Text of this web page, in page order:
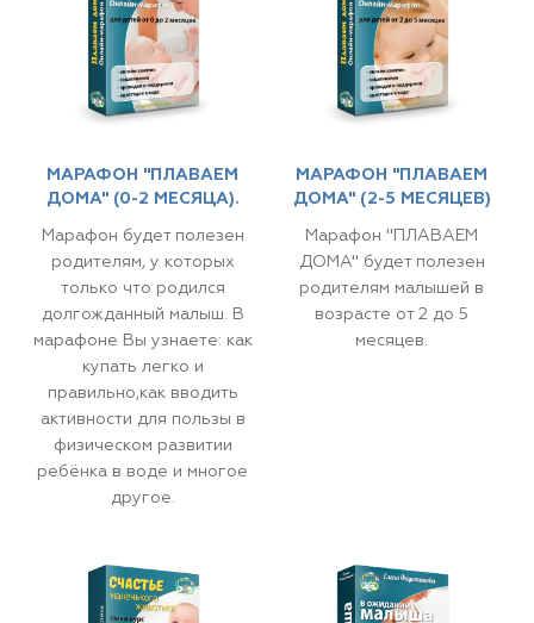
МАРАФОН "ПЛАВАЕМ
ДОМА" (0-2 МЕСЯЦА).
Марафон будет полезен
родителям, у которых
только что родился
долгожданный малыш. В
марафоне Вы узнаете: как
купать легко и
правильно,как вводить
активности для пользы в
физическом развитии
ребёнка в воде и многое
другое.
МАРАФОН "ПЛАВАЕМ
ДОМА" (2-5 МЕСЯЦЕВ)
Марафон "ПЛАВАЕМ
ДОМА" будет полезен
родителям малышей в
возрасте от 2 до 5
месяцев.